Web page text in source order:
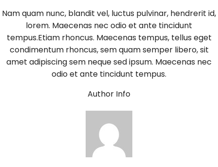
Nam quam nunc, blandit vel, luctus pulvinar, hendrerit id,
lorem. Maecenas nec odio et ante tincidunt
tempus.Etiam rhoncus. Maecenas tempus, tellus eget
condimentum rhoncus, sem quam semper libero, sit
amet adipiscing sem neque sed ipsum. Maecenas nec
odio et ante tincidunt tempus.
Author Info